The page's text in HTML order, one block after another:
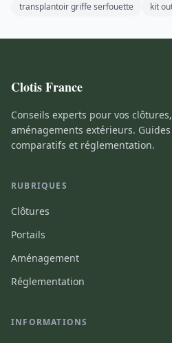
transplantoir griffe serfouette
kit
Clotis France
Conseils experts pour vos
aménagements extérieurs.
comparatifs et réglementation.
RUBRIQUES
Clôtures
Portails
Aménagement
Réglementation
INFORMATIONS